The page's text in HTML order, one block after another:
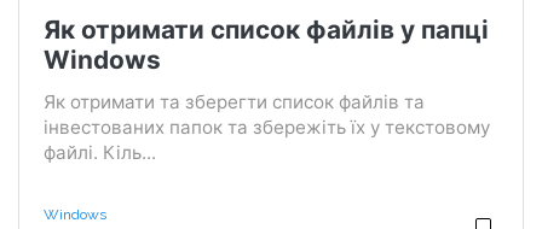
Як отримати список файлів у папці
Windows
Як отримати та зберегти список файлів та
інвестованих папок та збережіть їх у текстовому
файлі. Кіль...
Windows